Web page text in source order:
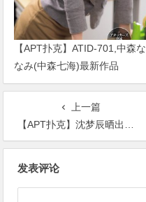
【APT扑克】ATID-701,中森な
なみ(中森七海)最新作品
2026/09/01发布！
上一篇
【APT扑克】沈梦辰晒出新造型，神似女团出道网友直呼太像李小璐
发表评论